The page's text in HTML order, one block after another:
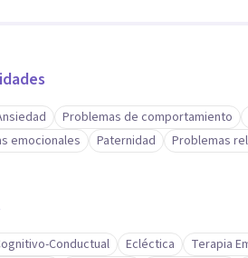
Problemas de comportamiento
emocionales
Paternidad Problemas
Conductual Ecléctica Terapia